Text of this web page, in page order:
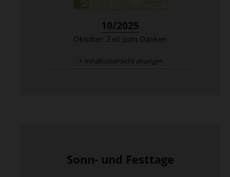
10/2025
Oktober: Zeit zum Danken
Inhaltsübersicht anzeigen
Sonn- und Festtage